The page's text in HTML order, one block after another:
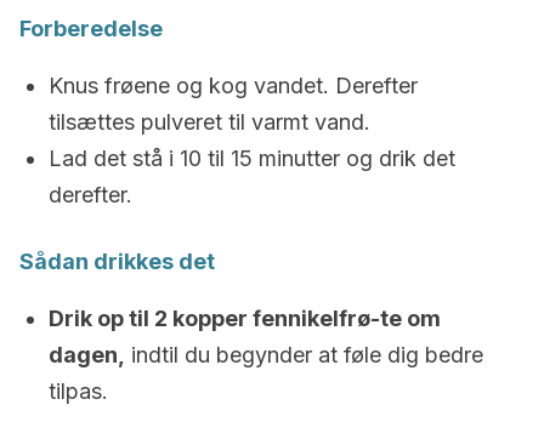
Forberedelse
Knus frøene og kog vandet. Derefter
tilsættes pulveret til varmt vand.
Lad det stå i 10 til 15 minutter og drik det
derefter.
Sådan drikkes det
Drik op til 2 kopper fennikelfrø-te om
dagen,
indtil du begynder at føle dig bedre
tilpas.